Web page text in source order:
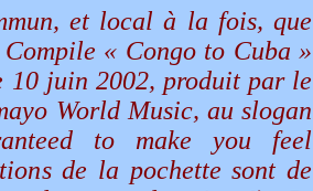
et local à la fois, que
« Congo to Cuba »
10 juin 2002, produit par le
World Music, au slogan
to make you feel
de la pochette sont de